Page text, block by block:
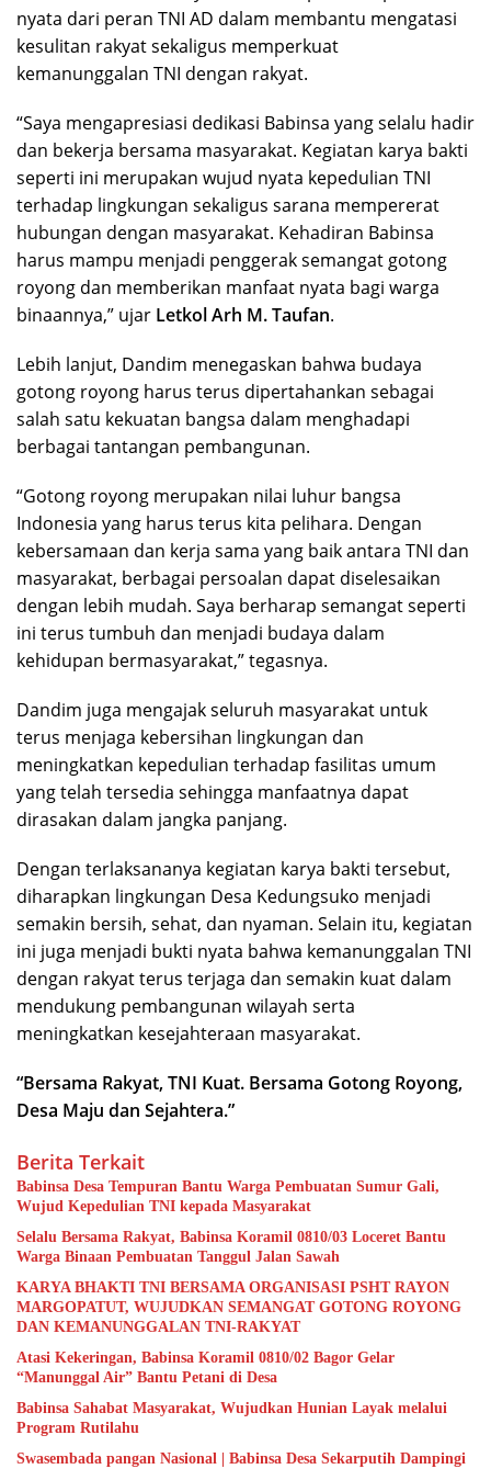
nyata dari peran TNI AD dalam membantu mengatasi
kesulitan rakyat sekaligus memperkuat
kemanunggalan TNI dengan rakyat.
“Saya mengapresiasi dedikasi Babinsa yang selalu hadir
dan bekerja bersama masyarakat. Kegiatan karya bakti
seperti ini merupakan wujud nyata kepedulian TNI
terhadap lingkungan sekaligus sarana mempererat
hubungan dengan masyarakat. Kehadiran Babinsa
harus mampu menjadi penggerak semangat gotong
royong dan memberikan manfaat nyata bagi warga
binaannya,” ujar Letkol Arh M. Taufan.
Lebih lanjut, Dandim menegaskan bahwa budaya
gotong royong harus terus dipertahankan sebagai
salah satu kekuatan bangsa dalam menghadapi
berbagai tantangan pembangunan.
“Gotong royong merupakan nilai luhur bangsa
Indonesia yang harus terus kita pelihara. Dengan
kebersamaan dan kerja sama yang baik antara TNI dan
masyarakat, berbagai persoalan dapat diselesaikan
dengan lebih mudah. Saya berharap semangat seperti
ini terus tumbuh dan menjadi budaya dalam
kehidupan bermasyarakat,” tegasnya.
Dandim juga mengajak seluruh masyarakat untuk
terus menjaga kebersihan lingkungan dan
meningkatkan kepedulian terhadap fasilitas umum
yang telah tersedia sehingga manfaatnya dapat
dirasakan dalam jangka panjang.
Dengan terlaksananya kegiatan karya bakti tersebut,
diharapkan lingkungan Desa Kedungsuko menjadi
semakin bersih, sehat, dan nyaman. Selain itu, kegiatan
ini juga menjadi bukti nyata bahwa kemanunggalan TNI
dengan rakyat terus terjaga dan semakin kuat dalam
mendukung pembangunan wilayah serta
meningkatkan kesejahteraan masyarakat.
“Bersama Rakyat, TNI Kuat. Bersama Gotong Royong,
Desa Maju dan Sejahtera.”
Berita Terkait
Babinsa Desa Tempuran Bantu Warga Pembuatan Sumur Gali,
Wujud Kepedulian TNI kepada Masyarakat
Selalu Bersama Rakyat, Babinsa Koramil 0810/03 Loceret Bantu
Warga Binaan Pembuatan Tanggul Jalan Sawah
KARYA BHAKTI TNI BERSAMA ORGANISASI PSHT RAYON
MARGOPATUT, WUJUDKAN SEMANGAT GOTONG ROYONG
DAN KEMANUNGGALAN TNI-RAKYAT
Atasi Kekeringan, Babinsa Koramil 0810/02 Bagor Gelar
“Manunggal Air” Bantu Petani di Desa
Babinsa Sahabat Masyarakat, Wujudkan Hunian Layak melalui
Program Rutilahu
Swasembada pangan Nasional | Babinsa Desa Sekarputih Dampingi